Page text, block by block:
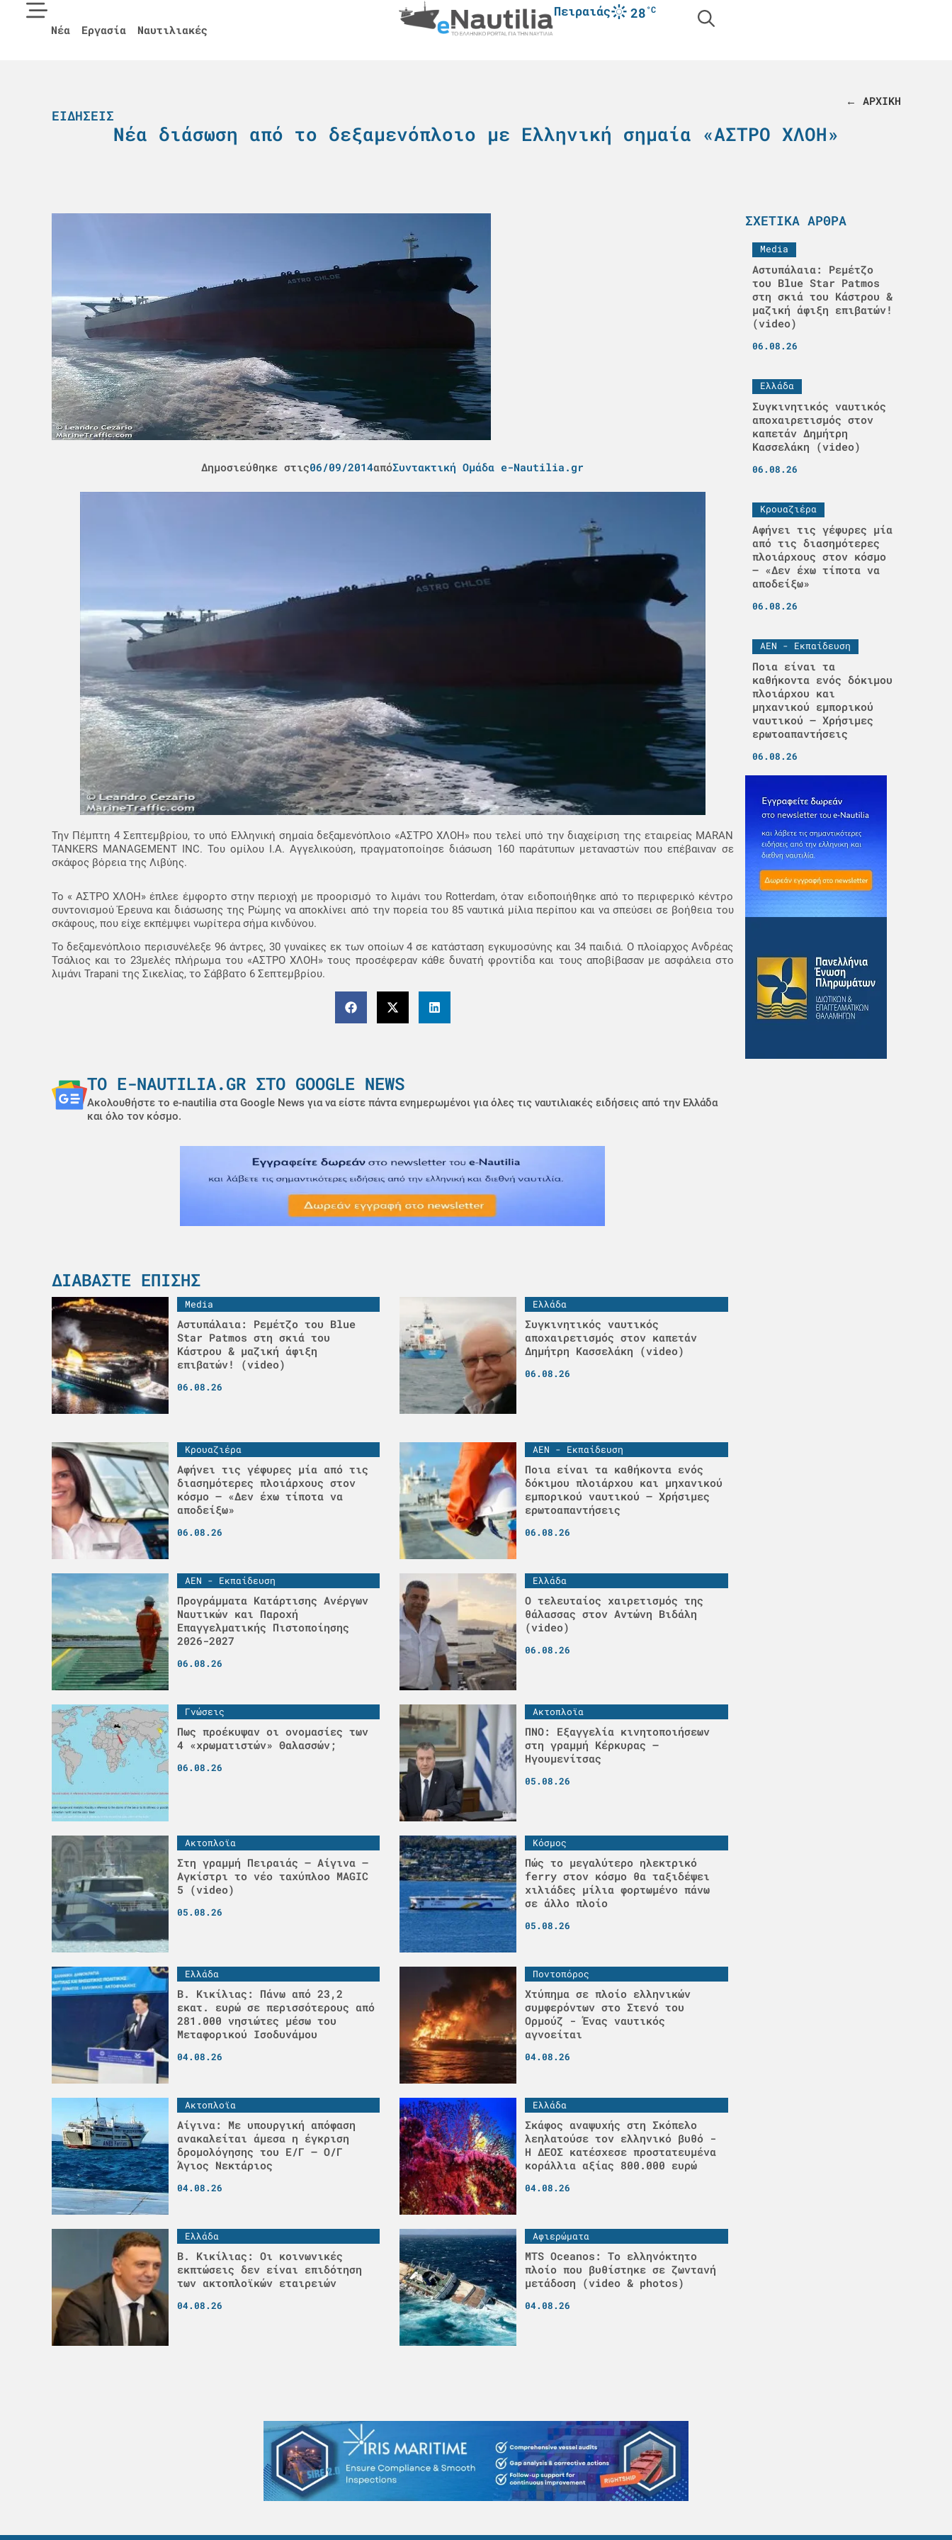
Νέα Εργασία Ναυτιλιακές
Πειραιάς 28°C
← ΑΡΧΙΚΗ
ΕΙΔΉΣΕΙΣ
Νέα διάσωση από το δεξαμενόπλοιο με Ελληνική σημαία «ΑΣΤΡΟ ΧΛΟΗ»
Δημοσιεύθηκε στις06/09/2014απόΣυντακτική Ομάδα e-Nautilia.gr
Την Πέμπτη 4 Σεπτεμβρίου, το υπό Ελληνική σημαία δεξαμενόπλοιο «ΑΣΤΡΟ ΧΛΟΗ» που τελεί υπό την διαχείριση της εταιρείας MARAN
TANKERS MANAGEMENT INC. Του ομίλου Ι.Α. Αγγελικούση, πραγματοποίησε διάσωση 160 παράτυπων μεταναστών που επέβαιναν σε
σκάφος βόρεια της Λιβύης.
Το « ΑΣΤΡΟ ΧΛΟΗ» έπλεε έμφορτο στην περιοχή με προορισμό το λιμάνι του Rotterdam, όταν ειδοποιήθηκε από το περιφερικό κέντρο
συντονισμού Έρευνα και διάσωσης της Ρώμης να αποκλίνει από την πορεία του 85 ναυτικά μίλια περίπου και να σπεύσει σε βοήθεια του
σκάφους, που είχε εκπέμψει νωρίτερα σήμα κινδύνου.
Το δεξαμενόπλοιο περισυνέλεξε 96 άντρες, 30 γυναίκες εκ των οποίων 4 σε κατάσταση εγκυμοσύνης και 34 παιδιά. Ο πλοίαρχος Ανδρέας
Τσάλιος και το 23μελές πλήρωμα του «ΑΣΤΡΟ ΧΛΟΗ» τους προσέφεραν κάθε δυνατή φροντίδα και τους αποβίβασαν με ασφάλεια στο
λιμάνι Trapani της Σικελίας, το Σάββατο 6 Σεπτεμβρίου.
ΤΟ E-NAUTILIA.GR ΣΤΟ GOOGLE NEWS
Ακολουθήστε το e-nautilia στα Google News για να είστε πάντα ενημερωμένοι για όλες τις ναυτιλιακές ειδήσεις από την Ελλάδα
και όλο τον κόσμο.
ΔΙΑΒΆΣΤΕ ΕΠΊΣΗΣ
Media
Αστυπάλαια: Ρεμέτζο του Blue
Star Patmos στη σκιά του
Κάστρου & μαζική άφιξη
επιβατών! (video)
06.08.26
Ελλάδα
Συγκινητικός ναυτικός
αποχαιρετισμός στον καπετάν
Δημήτρη Κασσελάκη (video)
06.08.26
Κρουαζιέρα
Αφήνει τις γέφυρες μία από τις
διασημότερες πλοιάρχους στον
κόσμο – «Δεν έχω τίποτα να
αποδείξω»
06.08.26
ΑΕΝ - Εκπαίδευση
Ποια είναι τα καθήκοντα ενός
δόκιμου πλοιάρχου και μηχανικού
εμπορικού ναυτικού – Χρήσιμες
ερωτοαπαντήσεις
06.08.26
ΑΕΝ - Εκπαίδευση
Προγράμματα Κατάρτισης Ανέργων
Ναυτικών και Παροχή
Επαγγελματικής Πιστοποίησης
2026-2027
06.08.26
Ελλάδα
Ο τελευταίος χαιρετισμός της
θάλασσας στον Αντώνη Βιδάλη
(video)
06.08.26
Γνώσεις
Πως προέκυψαν οι ονομασίες των
4 «χρωματιστών» Θαλασσών;
06.08.26
Ακτοπλοϊα
ΠΝΟ: Εξαγγελία κινητοποιήσεων
στη γραμμή Κέρκυρας –
Ηγουμενίτσας
05.08.26
Ακτοπλοϊα
Στη γραμμή Πειραιάς – Αίγινα –
Αγκίστρι το νέο ταχύπλοο MAGIC
5 (video)
05.08.26
Κόσμος
Πώς το μεγαλύτερο ηλεκτρικό
ferry στον κόσμο θα ταξιδέψει
χιλιάδες μίλια φορτωμένο πάνω
σε άλλο πλοίο
05.08.26
Ελλάδα
Β. Κικίλιας: Πάνω από 23,2
εκατ. ευρώ σε περισσότερους από
281.000 νησιώτες μέσω του
Μεταφορικού Ισοδυνάμου
04.08.26
Ποντοπόρος
Χτύπημα σε πλοίο ελληνικών
συμφερόντων στο Στενό του
Ορμούζ - Ένας ναυτικός
αγνοείται
04.08.26
Ακτοπλοϊα
Αίγινα: Με υπουργική απόφαση
ανακαλείται άμεσα η έγκριση
δρομολόγησης του Ε/Γ – Ο/Γ
Άγιος Νεκτάριος
04.08.26
Ελλάδα
Σκάφος αναψυχής στη Σκόπελο
λεηλατούσε τον ελληνικό βυθό -
H ΔΕΟΣ κατέσχεσε προστατευμένα
κοράλλια αξίας 800.000 ευρώ
04.08.26
Ελλάδα
Β. Κικίλιας: Οι κοινωνικές
εκπτώσεις δεν είναι επιδότηση
των ακτοπλοϊκών εταιρειών
04.08.26
Αφιερώματα
MTS Oceanos: Το ελληνόκτητο
πλοίο που βυθίστηκε σε ζωντανή
μετάδοση (video & photos)
04.08.26
ΣΧΕΤΙΚΆ ΆΡΘΡΑ
Media
Αστυπάλαια: Ρεμέτζο
του Blue Star Patmos
στη σκιά του Κάστρου &
μαζική άφιξη επιβατών!
(video)
06.08.26
Ελλάδα
Συγκινητικός ναυτικός
αποχαιρετισμός στον
καπετάν Δημήτρη
Κασσελάκη (video)
06.08.26
Κρουαζιέρα
Αφήνει τις γέφυρες μία
από τις διασημότερες
πλοιάρχους στον κόσμο
– «Δεν έχω τίποτα να
αποδείξω»
06.08.26
ΑΕΝ - Εκπαίδευση
Ποια είναι τα
καθήκοντα ενός δόκιμου
πλοιάρχου και
μηχανικού εμπορικού
ναυτικού – Χρήσιμες
ερωτοαπαντήσεις
06.08.26